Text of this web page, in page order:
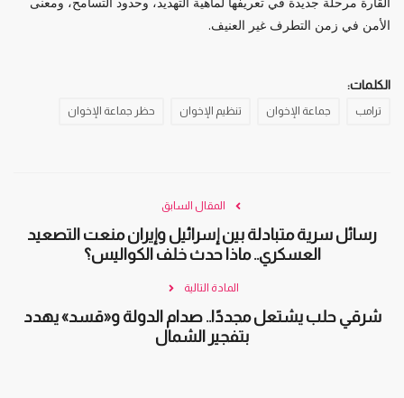
الأمن في زمن التطرف غير العنيف.
الكلمات:
ترامب جماعة الإخوان تنظيم الإخوان حظر جماعة الإخوان
المقال السابق
رسائل سرية متبادلة بين إسرائيل وإيران منعت التصعيد
العسكري.. ماذا حدث خلف الكواليس؟
المادة التالية
شرقي حلب يشتعل مجددًا.. صدام الدولة و«قسد» يهدد
بتفجير الشمال